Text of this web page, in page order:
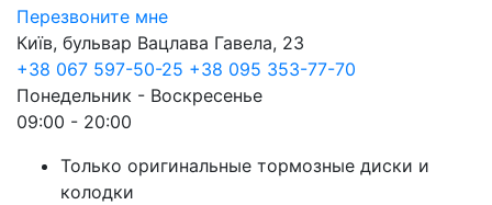
Перезвоните мне
Київ, бульвар Вацлава Гавела, 23
+38 067 597-50-25 +38 095 353-77-70
Понедельник - Воскресенье
09:00 - 20:00
Только оригинальные тормозные диски и
колодки